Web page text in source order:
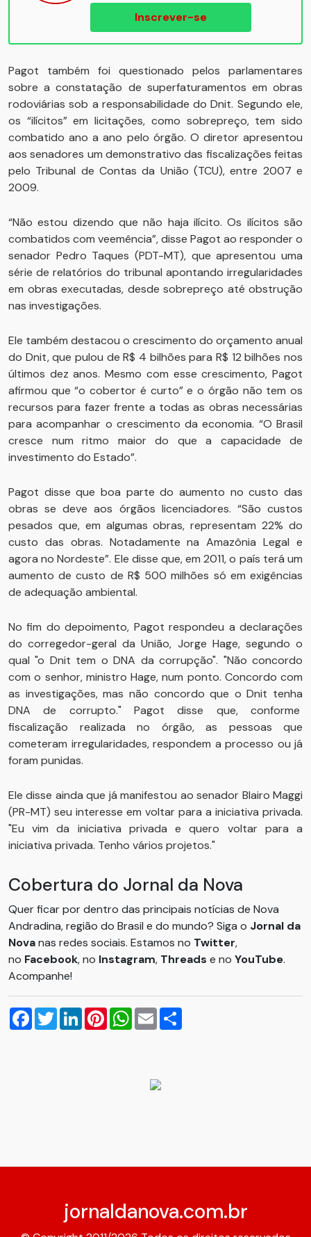
Inscrever-se
Pagot também foi questionado pelos parlamentares
sobre a constatação de superfaturamentos em obras
rodoviárias sob a responsabilidade do Dnit. Segundo ele,
os “ilícitos” em licitações, como sobrepreço, tem sido
combatido ano a ano pelo órgão. O diretor apresentou
aos senadores um demonstrativo das fiscalizações feitas
pelo Tribunal de Contas da União (TCU), entre 2007 e
2009.
“Não estou dizendo que não haja ilícito. Os ilícitos são
combatidos com veemência”, disse Pagot ao responder o
senador Pedro Taques (PDT-MT), que apresentou uma
série de relatórios do tribunal apontando irregularidades
em obras executadas, desde sobrepreço até obstrução
nas investigações.
Ele também destacou o crescimento do orçamento anual
do Dnit, que pulou de R$ 4 bilhões para R$ 12 bilhões nos
últimos dez anos. Mesmo com esse crescimento, Pagot
afirmou que “o cobertor é curto” e o órgão não tem os
recursos para fazer frente a todas as obras necessárias
para acompanhar o crescimento da economia. “O Brasil
cresce num ritmo maior do que a capacidade de
investimento do Estado”.
Pagot disse que boa parte do aumento no custo das
obras se deve aos órgãos licenciadores. “São custos
pesados que, em algumas obras, representam 22% do
custo das obras. Notadamente na Amazônia Legal e
agora no Nordeste”. Ele disse que, em 2011, o país terá um
aumento de custo de R$ 500 milhões só em exigências
de adequação ambiental.
No fim do depoimento, Pagot respondeu a declarações
do corregedor-geral da União, Jorge Hage, segundo o
qual "o Dnit tem o DNA da corrupção". "Não concordo
com o senhor, ministro Hage, num ponto. Concordo com
as investigações, mas não concordo que o Dnit tenha
DNA de corrupto." Pagot disse que, conforme
fiscalização realizada no órgão, as pessoas que
cometeram irregularidades, respondem a processo ou já
foram punidas.
Ele disse ainda que já manifestou ao senador Blairo Maggi
(PR-MT) seu interesse em voltar para a iniciativa privada.
"Eu vim da iniciativa privada e quero voltar para a
iniciativa privada. Tenho vários projetos."
Cobertura do Jornal da Nova
Quer ficar por dentro das principais notícias de Nova
Andradina, região do Brasil e do mundo? Siga o Jornal da
Novanas redes sociais. Estamos no Twitter,
no Facebook, no Instagram, Threads e no YouTube.
Acompanhe!
Facebook
TwitterLinkedInPinterestWhatsApp
Email
jornaldanova.com.br